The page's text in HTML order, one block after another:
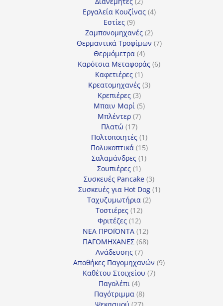
προϊόντα
Εργαλεία Κουζίνας 44
Εστίες 99
προϊόντα
Ζαμπονομηχανές 22
προϊόντα
Θερμαντικά Τροφίμων 77
Θερμόμετρα 44
προϊόντα
Καρότσια Μεταφοράς 66
Καφετιέρες 11
προϊόν
Κρεατομηχανές 33
Κρεπιέρες 33
προϊόντα
Μπαιν Μαρί 55
Μπλέντερ 77
Πλατώ 1717
προϊόντα
Πολτοποιητές 11
προϊόν
Πολυκοπτικά 1515
προϊόντα
Σαλαμάνδρες 11
Σουπιέρες 11
προϊόν
Συσκευές Pancake 33
προϊόντα
Συσκευές για Hot Dog 11
Ταχυζυμωτήρια 22
Τοστιέρες 1212
προϊόντα
Φριτέζες 1212
προϊόντα
ΝΕΑ ΠΡΟΪΟΝΤΑ 1212
προϊόντα
ΠΑΓΟΜΗΧΑΝΕΣ 6868
Ανάδευσης 77
προϊόντα
Αποθήκες Παγομηχανών 99
Καθέτου Στοιχείου 77
Παγολέπι 44
προϊόντα
Παγότριμμα 88
προϊόντα
27